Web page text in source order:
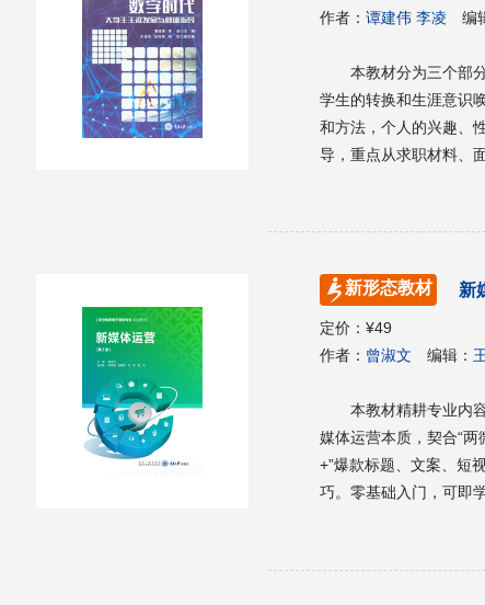
作者：谭建伟 李凌 编
本教材分为三个部
学生的转换和生涯意识
和方法，个人的兴趣、
导，重点从求职材料、
场，在工作中如何实现
理论整合，始终围绕重
展与国家和民族的伟大
新形态教材 新
定价：¥49
作者： 曾淑文 编辑：
本教材精耕专业内
媒体运营本质，契合“
+”爆款标题、文案、短
巧。零基础入门，可即
5,拍摄短视频，参与策